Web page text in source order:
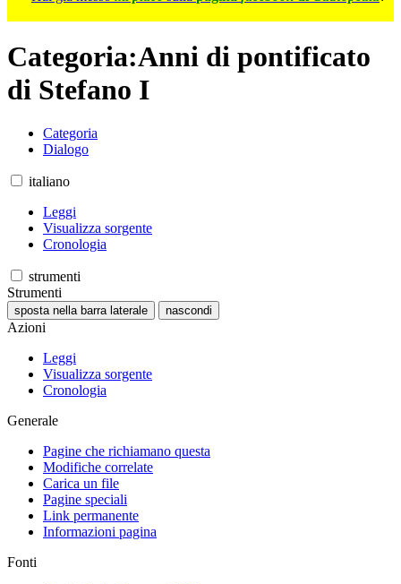
Categoria:Anni di pontificato
di Stefano I
Categoria
Dialogo
italiano
Leggi
Visualizza sorgente
Cronologia
strumenti
Strumenti
sposta nella barra laterale nascondi
Azioni
Leggi
Visualizza sorgente
Cronologia
Generale
Pagine che richiamano questa
Modifiche correlate
Carica un file
Pagine speciali
Link permanente
Informazioni pagina
Fonti